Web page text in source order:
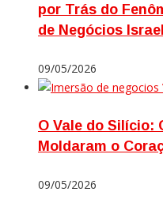
por Trás do
de Negócios Israel
09/05/2026
O Vale do Silício:
Moldaram o
09/05/2026